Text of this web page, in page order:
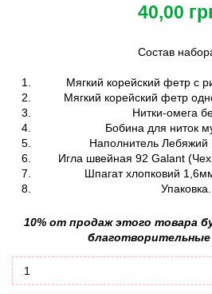
40,00
Состав
Мягкий корейский фетр с
Мягкий корейский фетр
Нитки-омега
Бобина для ниток
Наполнитель Лебяжий
Игла швейная 92 Galant
Шпагат хлопковий
Упаковка.
10% от продаж этого товара